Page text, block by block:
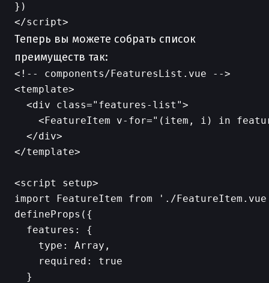
})
Теперь вы можете собрать список
преимуществ так:
<!-- components/FeaturesList.vue -->
<template>
  <div class="features-list">
<FeatureItem v-for="(item, i) in
  </div>
</template>
<script setup>
import FeatureItem from './
defineProps({
  features: {
    type: Array,
    required: true
  }